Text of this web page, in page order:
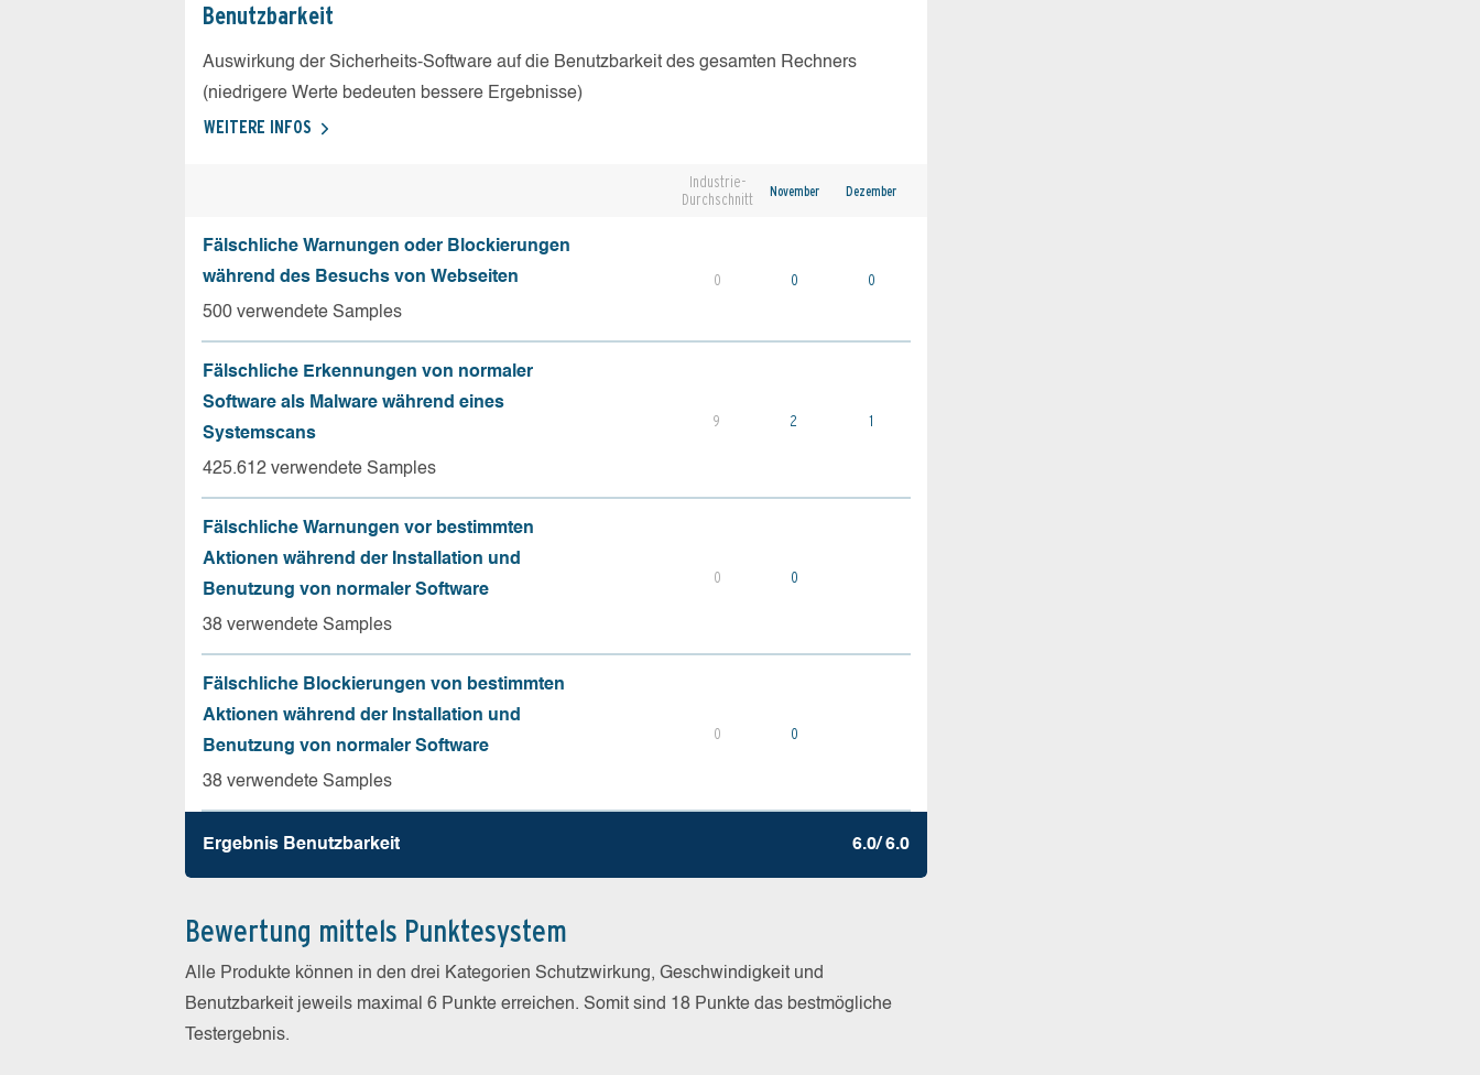
Benutz­barkeit
Auswirkung der Sicherheits-Software auf die Benutzbarkeit des gesamten Rechners
(niedrigere Werte bedeuten bessere Ergebnisse)
WEITERE INFOS
Industrie-
Durchschnitt
November Dezember
Fälschliche Warnungen oder Blockierungen
während des Besuchs von Webseiten
500 verwendete Samples
0 0 0
Fälschliche Erkennungen von normaler
Software als Malware während eines
Systemscans
425.612 verwendete Samples
9 2 1
Fälschliche Warnungen vor bestimmten
Aktionen während der Installation und
Benutzung von normaler Software
38 verwendete Samples
0 0
Fälschliche Blockierungen von bestimmten
Aktionen während der Installation und
Benutzung von normaler Software
38 verwendete Samples
0 0
Ergebnis Benutz­barkeit 6.0/ 6.0
Bewertung mittels Punktesystem
Alle Produkte können in den drei Kategorien Schutzwirkung, Geschwindigkeit und
Benutzbarkeit jeweils maximal 6 Punkte erreichen. Somit sind 18 Punkte das bestmögliche
Testergebnis.